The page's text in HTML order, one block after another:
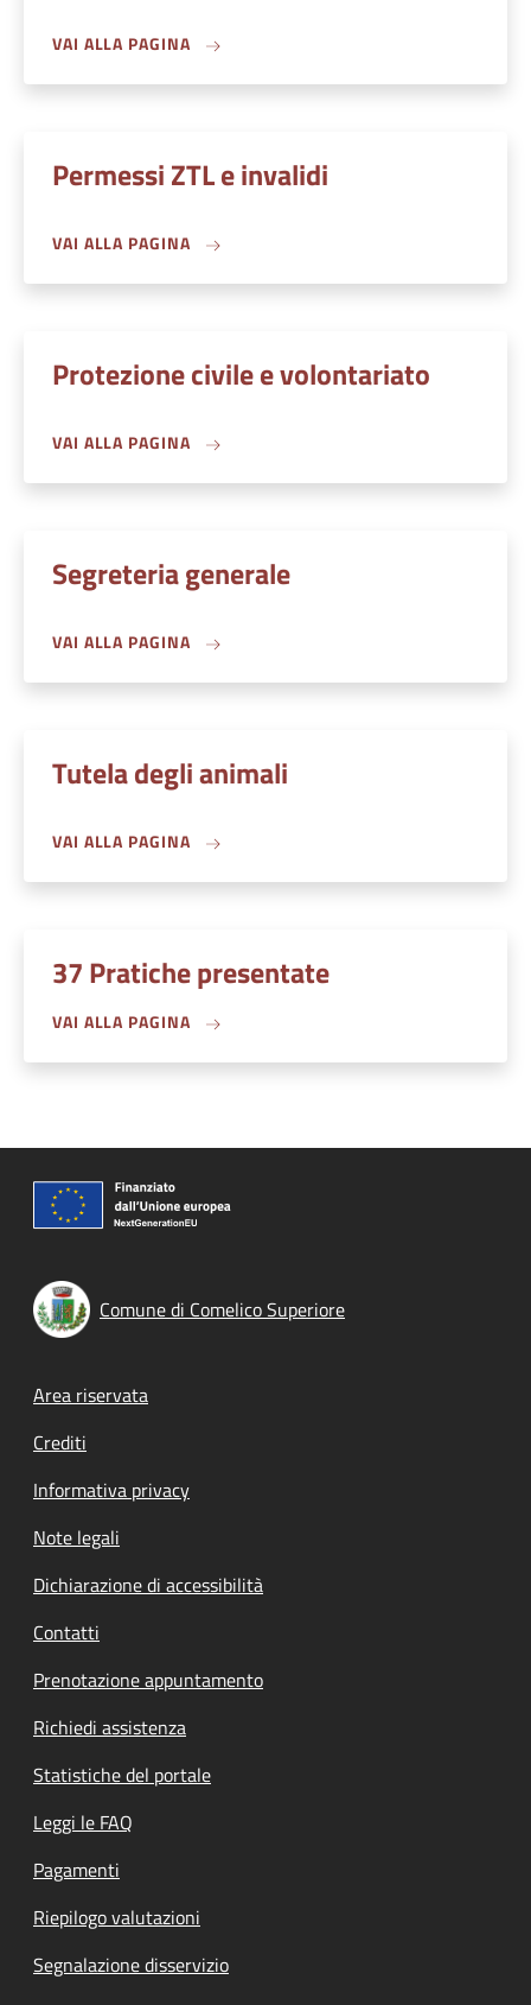
VAI ALLA PAGINA
Permessi ZTL e invalidi
VAI ALLA PAGINA
Protezione civile e volontariato
VAI ALLA PAGINA
Segreteria generale
VAI ALLA PAGINA
Tutela degli animali
VAI ALLA PAGINA
37 Pratiche presentate
VAI ALLA PAGINA
Comune di Comelico Superiore
Footer menu
Area riservata
Crediti
Informativa privacy
Note legali
Dichiarazione di accessibilità
Contatti
Prenotazione appuntamento
Richiedi assistenza
Statistiche del portale
Leggi le FAQ
Pagamenti
Riepilogo valutazioni
Segnalazione disservizio